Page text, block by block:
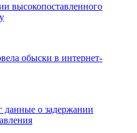
высокопоставленного
обыски в интернет-
данные о задержании